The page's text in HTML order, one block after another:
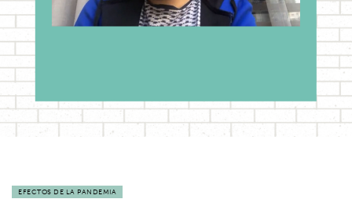
EFECTOS DE LA PANDEMIA